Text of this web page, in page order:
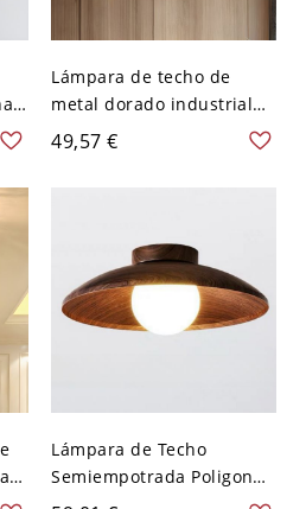
y
Lámpara de techo de
metal dorado industrial
con jaula de diamante
ligera y pantalla interior
49,57 €
Lámpara de Techo
Semiempotrada Poligonal,
1 Luz Simple Bi-pin